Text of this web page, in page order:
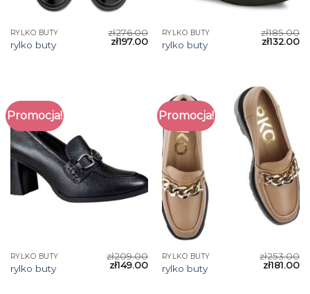
RYLKO BUTY
rylko buty
zł276.00
zł197.00
RYLKO BUTY
rylko buty
zł185.00
zł132.00
Promocja!
RYLKO BUTY
rylko buty
zł209.00
zł149.00
Promocja!
RYLKO BUTY
rylko buty
zł253.00
zł181.00